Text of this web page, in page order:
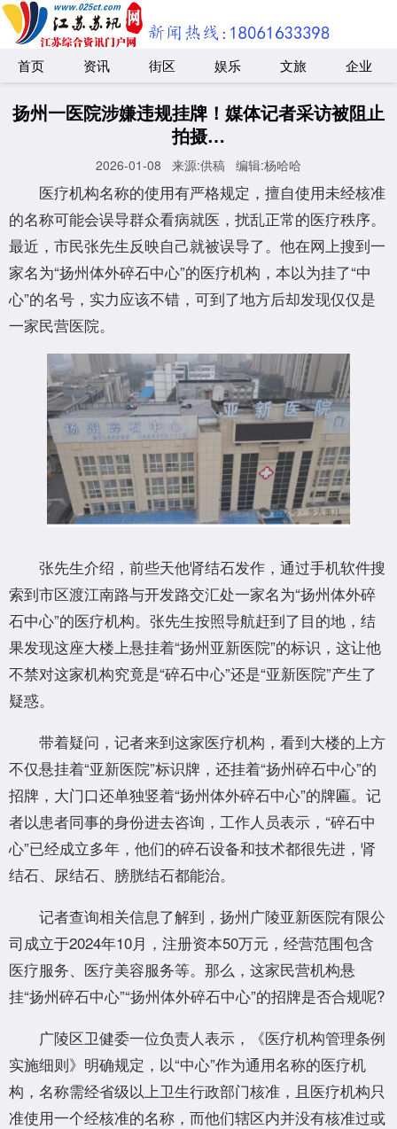
首页 资讯 街区 娱乐 文旅 企业
扬州一医院涉嫌违规挂牌！媒体记者采访被阻止
拍摄…
2026-01-08 来源:供稿 编辑:杨哈哈
医疗机构名称的使用有严格规定，擅自使用未经核准
的名称可能会误导群众看病就医，扰乱正常的医疗秩序。
最近，市民张先生反映自己就被误导了。他在网上搜到一
家名为“扬州体外碎石中心”的医疗机构，本以为挂了“中
心”的名号，实力应该不错，可到了地方后却发现仅仅是
一家民营医院。
张先生介绍，前些天他肾结石发作，通过手机软件搜
索到市区渡江南路与开发路交汇处一家名为“扬州体外碎
石中心”的医疗机构。张先生按照导航赶到了目的地，结
果发现这座大楼上悬挂着“扬州亚新医院”的标识，这让他
不禁对这家机构究竟是“碎石中心”还是“亚新医院”产生了
疑惑。
带着疑问，记者来到这家医疗机构，看到大楼的上方
不仅悬挂着“亚新医院”标识牌，还挂着“扬州碎石中心”的
招牌，大门口还单独竖着“扬州体外碎石中心”的牌匾。记
者以患者同事的身份进去咨询，工作人员表示，“碎石中
心”已经成立多年，他们的碎石设备和技术都很先进，肾
结石、尿结石、膀胱结石都能治。
记者查询相关信息了解到，扬州广陵亚新医院有限公
司成立于2024年10月，注册资本50万元，经营范围包含
医疗服务、医疗美容服务等。那么，这家民营机构悬
挂“扬州碎石中心”“扬州体外碎石中心”的招牌是否合规呢?
广陵区卫健委一位负责人表示，《医疗机构管理条例
实施细则》明确规定，以“中心”作为通用名称的医疗机
构，名称需经省级以上卫生行政部门核准，且医疗机构只
准使用一个经核准的名称，而他们辖区内并没有核准过或